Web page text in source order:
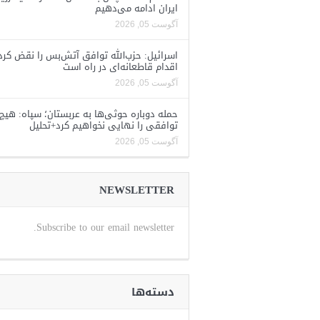
ایران ادامه می‌دهیم
آگوست 05, 2026
اسرائیل: حزب‌الله توافق آتش‌بس را نقض
اقدام قاطعانه‌ای در راه است
آگوست 05, 2026
حمله دوباره حوثی‌ها به عربستان؛ سپاه: هیچ
توافقی را نهایی نخواهیم کرد+تحلیل
آگوست 05, 2026
NEWSLETTER
Subscribe to our email newsletter.
دسته‌ها